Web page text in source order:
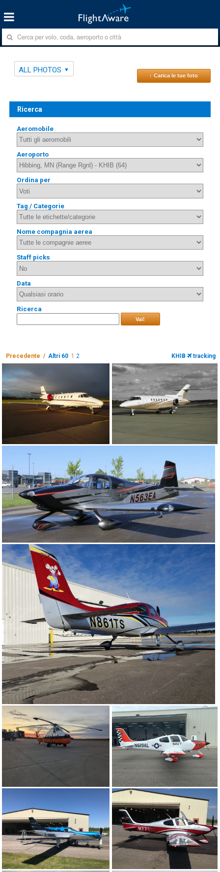
ALL PHOTOS
↑ Carica le tue foto
Ricerca
Aeromobile
Aeroporto
Ordina per
Tag / Categorie
Nome compagnia aerea
Staff picks
Data
Ricerca
Vai!
Precedente / Altri 60 1 2 KHIB tracking